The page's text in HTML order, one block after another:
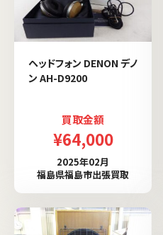
ヘッドフォン DENON デノ
ン AH-D9200
買取金額
¥64,000
2025年02月
福島県福島市出張買取